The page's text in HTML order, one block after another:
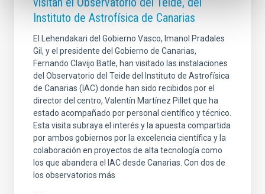
Instituto de Astrofísica de Canarias
El Lehendakari del Gobierno Vasco, Imanol Pradales
Gil, y el presidente del Gobierno de Canarias,
Fernando Clavijo Batle, han visitado las instalaciones
del Observatorio del Teide del Instituto de Astrofísica
de Canarias (IAC) donde han sido recibidos por el
director del centro, Valentín Martínez Pillet que ha
estado acompañado por personal científico y técnico.
Esta visita subraya el interés y la apuesta compartida
por ambos gobiernos por la excelencia científica y la
colaboración en proyectos de alta tecnología como
los que abandera el IAC desde Canarias. Con dos de
los observatorios más